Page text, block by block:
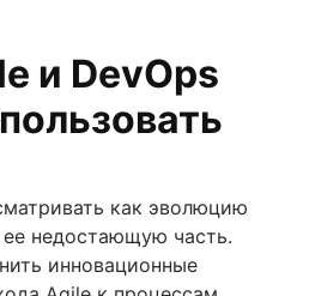
и DevOps
как эволюцию
недостающую часть.
инновационные